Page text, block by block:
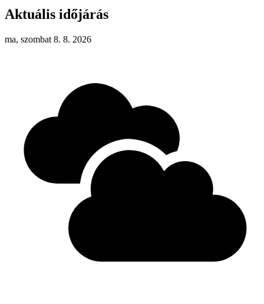
Aktuális időjárás
ma, szombat 8. 8. 2026